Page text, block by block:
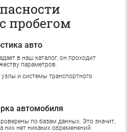
пробегом
авто
в наш каталог, он проходит
параметров.
и системы транспортного
автомобиля
по базам данных. Это значит,
них нет никаких обременений.